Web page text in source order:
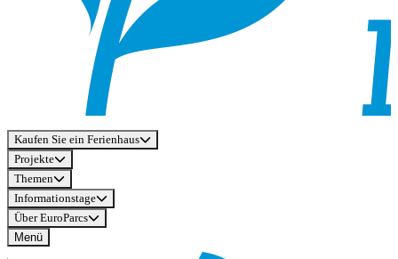
Kaufen Sie ein Ferienhaus
Projekte
Themen
Informationstage
Über EuroParcs
Menü